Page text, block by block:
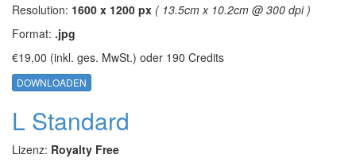
Resolution: 1600 x 1200 px ( 13.5cm x 10.2cm @ 300 dpi )
Format: .jpg
€19,00 (inkl. ges. MwSt.) oder 190 Credits
DOWNLOADEN
L Standard
Lizenz: Royalty Free